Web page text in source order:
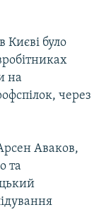
Києві було
на
через
Аваков,
та